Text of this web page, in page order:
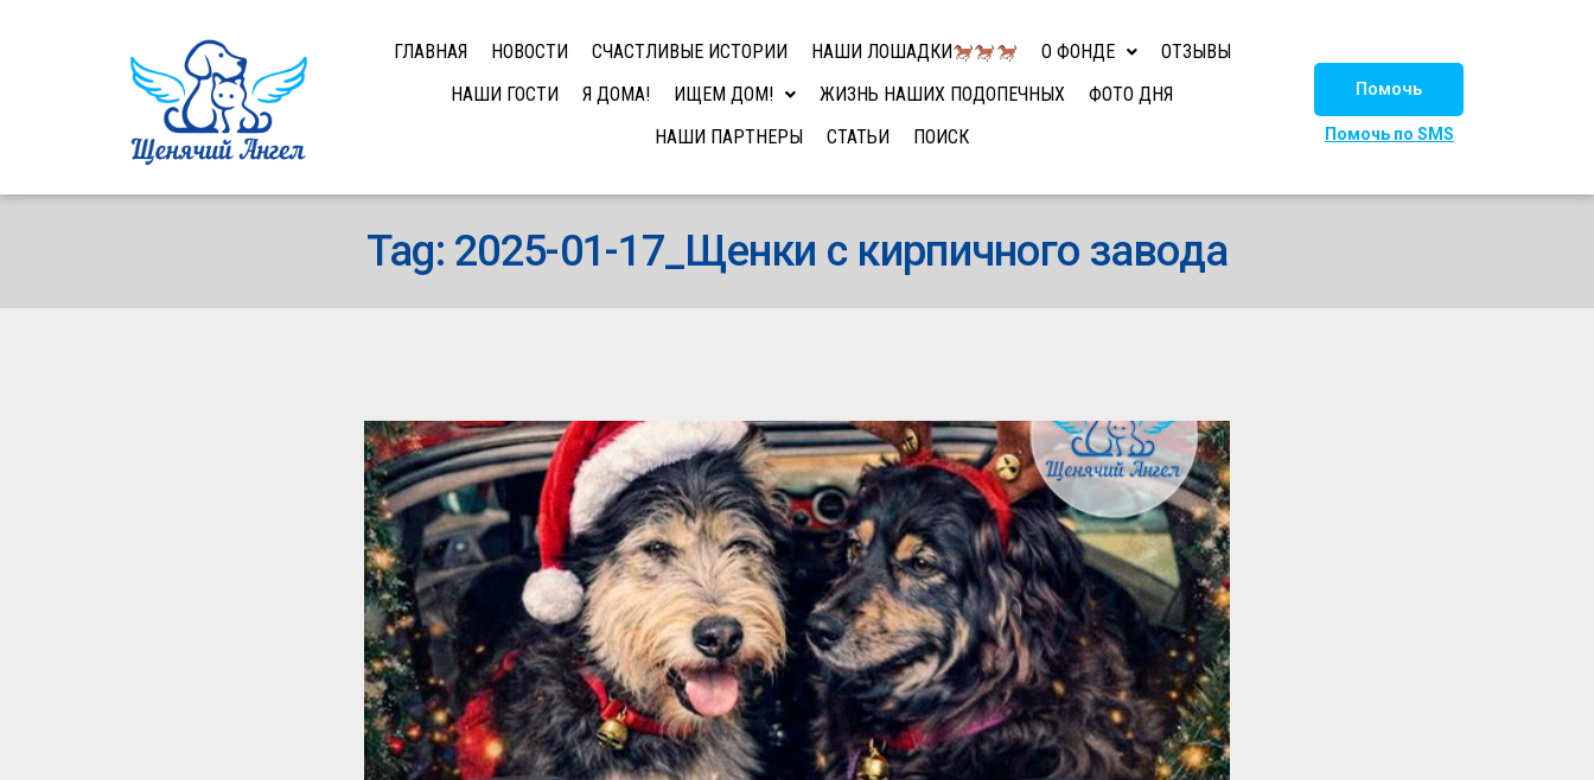
ГЛАВНАЯ НОВОСТИ СЧАСТЛИВЫЕ ИСТОРИИ НАШИ ЛОШАДКИ О ФОНДЕ
ОТЗЫВЫ
НАШИ ГОСТИ
Я ДОМА! ИЩЕМ ДОМ! ЖИЗНЬ НАШИХ ПОДОПЕЧНЫХ
ФОТО ДНЯ
НАШИ ПАРТНЕРЫ
СТАТЬИ ПОИСК
Помочь
Помочь по SMS
Tag: 2025-01-17_Щенки с кирпичного завода